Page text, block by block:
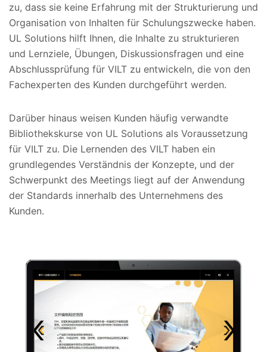
zu, dass sie keine Erfahrung mit der Strukturierung und
Organisation von Inhalten für Schulungszwecke haben.
UL Solutions hilft Ihnen, die Inhalte zu strukturieren
und Lernziele, Übungen, Diskussionsfragen und eine
Abschlussprüfung für VILT zu entwickeln, die von den
Fachexperten des Kunden durchgeführt werden.
Darüber hinaus weisen Kunden häufig verwandte
Bibliothekskurse von UL Solutions als Voraussetzung
für VILT zu. Die Lernenden des VILT haben ein
grundlegendes Verständnis der Konzepte, und der
Schwerpunkt des Meetings liegt auf der Anwendung
der Standards innerhalb des Unternehmens des
Kunden.